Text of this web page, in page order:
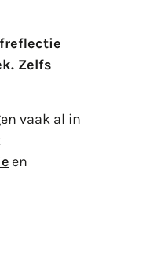
Zelfs
vaak al in
en